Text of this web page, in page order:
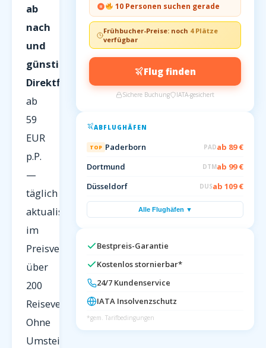
ab
nach
und
günstige
Direktflüge
ab
59
EUR
p.P.
—
täglich
aktualisiert
im
Preisvergleich
über
200
Reiseveranstalter.
Ohne
Umsteigen
10 Personen suchen gerade
Frühbucher-Preise: noch 4 Plätze
verfügbar
Flug finden
Sichere Buchung IATA-gesichert
ABFLUGHÄFEN
TOP Paderborn PADab 89 €
Dortmund
DTMab 99 €
Düsseldorf
DUSab 109 €
Alle Flughäfen ▼
Bestpreis-Garantie
Kostenlos stornierbar*
24/7 Kundenservice
IATA Insolvenzschutz
*gem. Tarifbedingungen